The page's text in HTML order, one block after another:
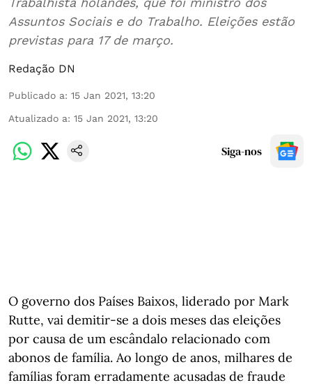
Assuntos Sociais e do Trabalho. Eleições estão
previstas para 17 de março.
Redação DN
Publicado a: 15 Jan 2021, 13:20
Atualizado a: 15 Jan 2021, 13:20
Siga-nos
O governo dos Países Baixos, liderado por Mark
Rutte, vai demitir-se a dois meses das eleições
por causa de um escândalo relacionado com
abonos de família. Ao longo de anos, milhares de
famílias foram erradamente acusadas de fraude